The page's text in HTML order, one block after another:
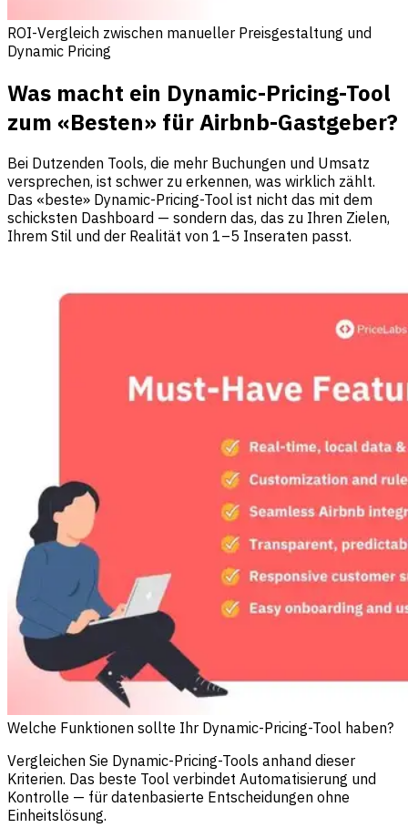
ROI-Vergleich zwischen manueller Preisgestaltung und
Dynamic Pricing
Was macht ein Dynamic-Pricing-Tool
zum «Besten» für Airbnb-Gastgeber?
Bei Dutzenden Tools, die mehr Buchungen und Umsatz
versprechen, ist schwer zu erkennen, was wirklich zählt.
Das «beste» Dynamic-Pricing-Tool ist nicht das mit dem
schicksten Dashboard — sondern das, das zu Ihren Zielen,
Ihrem Stil und der Realität von 1–5 Inseraten passt.
Welche Funktionen sollte Ihr Dynamic-Pricing-Tool haben?
Vergleichen Sie Dynamic-Pricing-Tools anhand dieser
Kriterien. Das beste Tool verbindet Automatisierung und
Kontrolle — für datenbasierte Entscheidungen ohne
Einheitslösung.